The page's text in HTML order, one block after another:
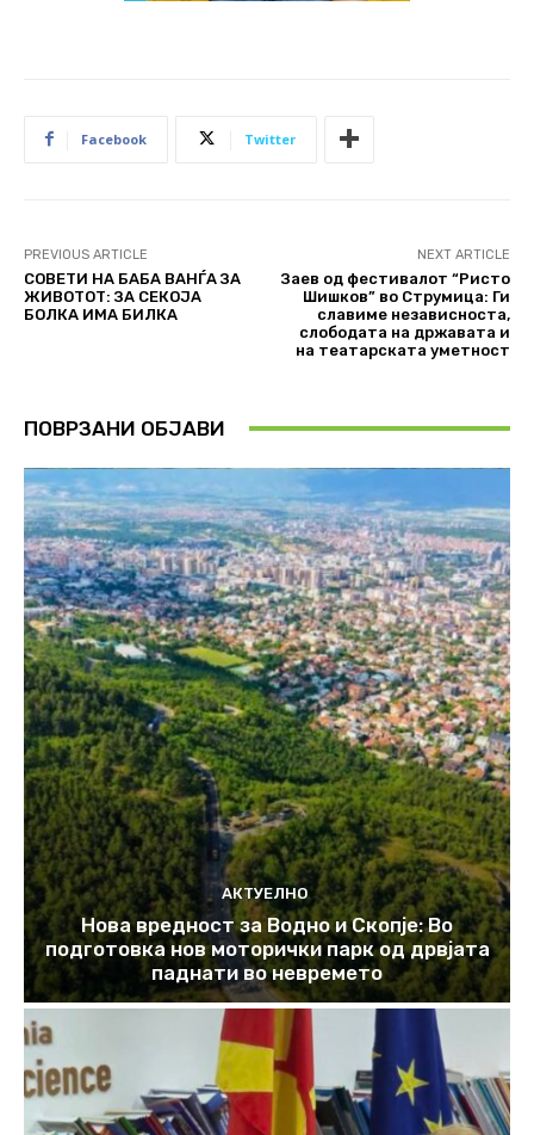
Facebook Twitter
PREVIOUS ARTICLE
СОВЕТИ НА БАБА ВАНЃА ЗА
ЖИВОТОТ: ЗА СЕКОЈА
БОЛКА ИМА БИЛКА
NEXT ARTICLE
Заев од фестивалот “Ристо
Шишков” во Струмица: Ги
славиме независноста,
слободата на државата и
на театарската уметност
ПОВРЗАНИ ОБЈАВИ
АКТУЕЛНО
Нова вредност за Водно и Скопје: Во
подготовка нов моторички парк од дрвјата
паднати во невремето